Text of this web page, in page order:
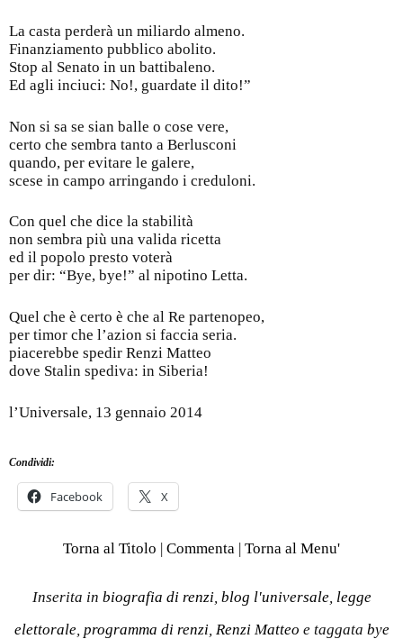
La casta perderà un miliardo almeno.
Finanziamento pubblico abolito.
Stop al Senato in un battibaleno.
Ed agli inciuci: No!, guardate il dito!”
Non si sa se sian balle o cose vere,
certo che sembra tanto a Berlusconi
quando, per evitare le galere,
scese in campo arringando i creduloni.
Con quel che dice la stabilità
non sembra più una valida ricetta
ed il popolo presto voterà
per dir: “Bye, bye!” al nipotino Letta.
Quel che è certo è che al Re partenopeo,
per timor che l’azion si faccia seria.
piacerebbe spedir Renzi Matteo
dove Stalin spediva: in Siberia!
l’Universale, 13 gennaio 2014
Condividi:
Facebook X
Torna al Titolo Commenta Torna al Menu'
Inserita in biografia di renzi, blog l'universale, legge
elettorale, programma di renzi, Renzi Matteo e taggata bye